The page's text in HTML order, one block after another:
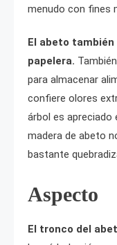
menudo con fines
El abeto
papelera.
para almacenar
confiere olores
árbol es apreciado
madera de abeto
bastante
Aspecto
El tronco del